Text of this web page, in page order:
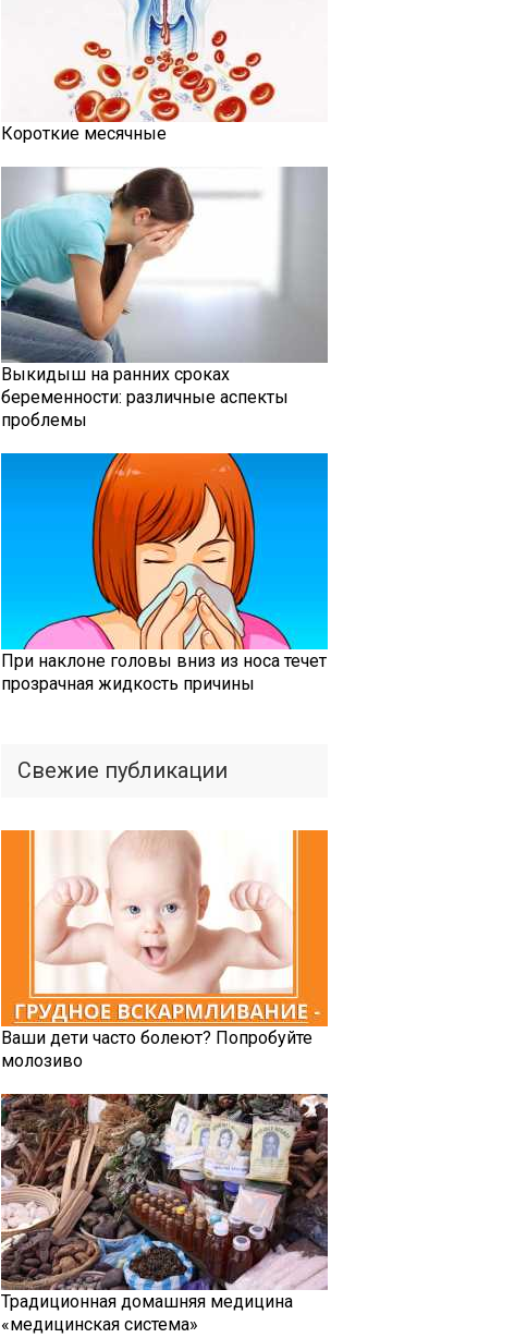
Короткие месячные
Выкидыш на ранних сроках
беременности: различные аспекты
проблемы
При наклоне головы вниз из носа течет
прозрачная жидкость причины
Свежие публикации
Ваши дети часто болеют? Попробуйте
молозиво
Традиционная домашняя медицина
«медицинская система»